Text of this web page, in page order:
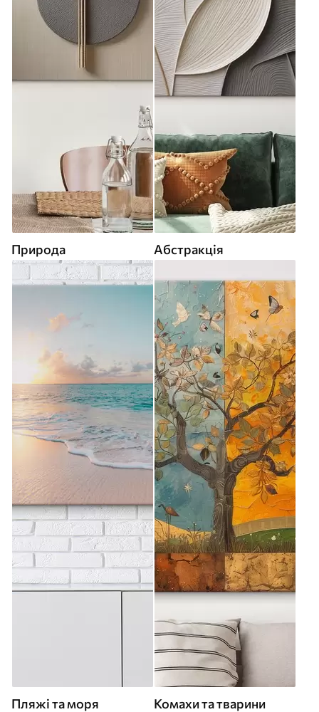
Природа Абстракція
Пляжі та моря Комахи та тварини